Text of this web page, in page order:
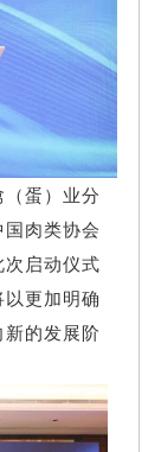
蛋）业分
肉类协会
启动仪式
更加明确
的发展阶